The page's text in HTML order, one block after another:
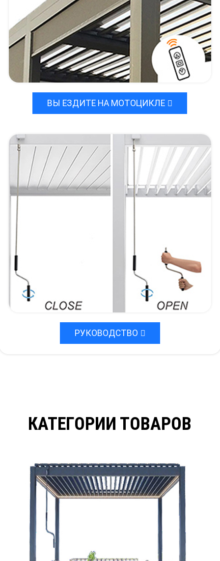
ВЫ ЕЗДИТЕ НА МОТОЦИКЛЕ
РУКОВОДСТВО
КАТЕГОРИИ ТОВАРОВ